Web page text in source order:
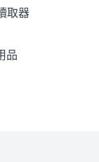
取器
品